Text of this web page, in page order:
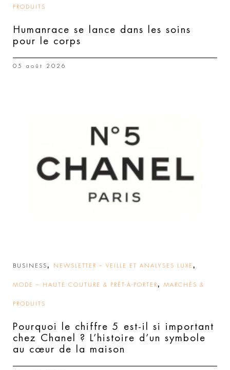
PRODUITS
Humanrace se lance dans les soins
pour le corps
05 août 2026
BUSINESS, NEWSLETTER – VEILLE ET ANALYSES LUXE ,
MODE – HAUTE COUTURE & PRÊT-À-PORTER, MARCHÉS &
PRODUITS
Pourquoi le chiffre 5 est-il si important
chez Chanel ? L’histoire d’un symbole
au cœur de la maison